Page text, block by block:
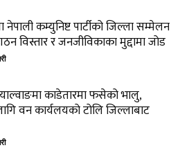
कम्युनिष्ट पार्टीको जिल्ला सम्मेलन
विस्तार र जनजीविकाका मुद्दामा जोड
काडेतारमा फसेको भालु,
वन कार्यलयको टोलि जिल्लाबाट